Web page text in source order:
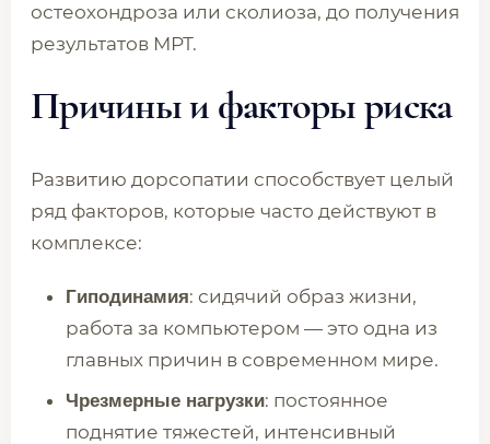
остеохондроза или сколиоза, до получения
результатов МРТ.
Причины и факторы риска
Развитию дорсопатии способствует целый
ряд факторов, которые часто действуют в
комплексе:
Гиподинамия: сидячий образ жизни,
работа за компьютером — это одна из
главных причин в современном мире.
Чрезмерные нагрузки: постоянное
поднятие тяжестей, интенсивный